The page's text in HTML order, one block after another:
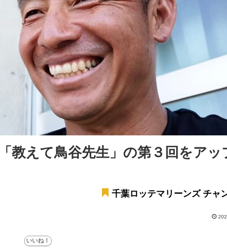
教えて鳥谷先生」の第３回をアッ
千葉ロッテマリーンズ チャ